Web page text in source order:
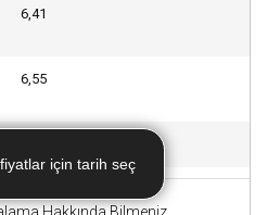
Hakkında Bilmeniz
6,41
6,55
için tarih seç